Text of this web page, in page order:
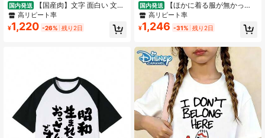
国内発送
【国産肉】文字 面白い 文字
入り おもしろ ギャグ ネタ ウケ狙い
笑える ユーモア お笑い 文字入れ ふ
ざけ 自虐 Tシャツ 子供用、ユニセッ
高リピート率
¥1,220 -26% 残り2日
国内発送
【ほかに着る服が無かっ
た】文字 面白い ネタ 文字入り おも
しろ 笑える ギャグ ウケ狙い お笑い
ユーモア ふざけ Tシャツ,子供用、ユ
高リピート率
¥1,246 -31% 残り2日